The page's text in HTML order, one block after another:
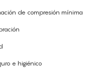
de compresión mínima
e higiénico